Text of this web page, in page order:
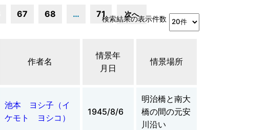
67 68 … 71 次へ
検索結果の表示件数
作者名
情景年
月日
情景場所
池本 ヨシ子（イ
ケモト ヨシコ）
1945/8/6
明治橋と南大
橋の間の元安
川沿い